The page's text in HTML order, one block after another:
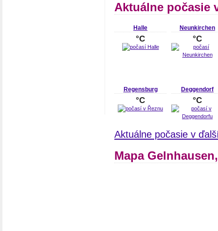
Aktuálne počasie
Halle
°C
Neunkirchen
°C
Regensburg
°C
Deggendorf
°C
Aktuálne počasie v
Mapa